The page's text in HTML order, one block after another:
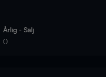
Årlig - Sälj
0